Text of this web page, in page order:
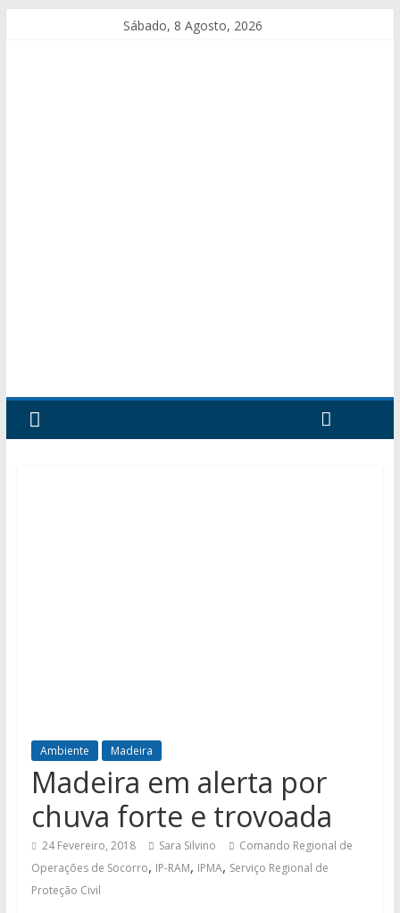
Sábado, 8 Agosto, 2026
Ambiente Madeira
Madeira em alerta por
chuva forte e trovoada
24 Fevereiro, 2018 Sara Silvino
Comando Regional de
Operações de Socorro, IP-RAM, IPMA, Serviço Regional de
Proteção Civil